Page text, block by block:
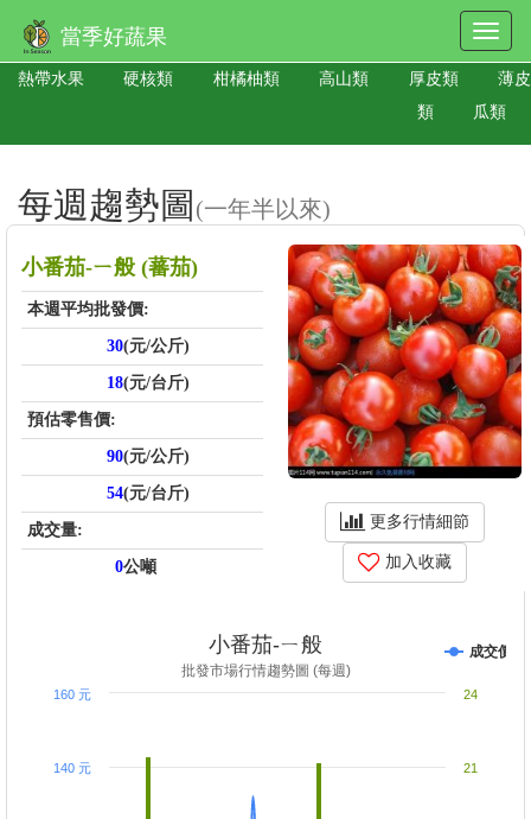
當季好蔬果
熱帶水果 硬核類 柑橘柚類 高山類 厚皮類
薄皮
類
瓜類
每週趨勢圖 (一年半以來)
小番茄-ㄧ般 (蕃茄)
本週平均批發價:
30(元/公斤)
18(元/台斤)
預估零售價:
90(元/公斤)
54(元/台斤)
成交量:
0公噸
更多行情細節
加入收藏
小番茄-ㄧ般
批發市場行情趨勢圖 (每週)
成交價
140 元
160 元
21
24